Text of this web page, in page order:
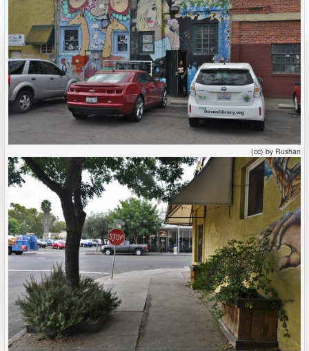
(cc) by Rushan